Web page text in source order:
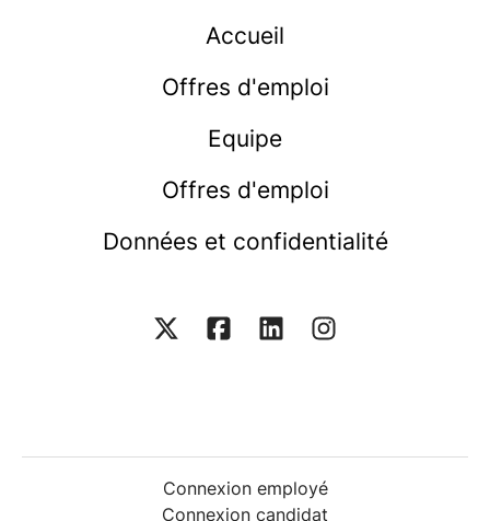
Accueil
Offres d'emploi
Equipe
Offres d'emploi
Données et confidentialité
Connexion employé
Connexion candidat